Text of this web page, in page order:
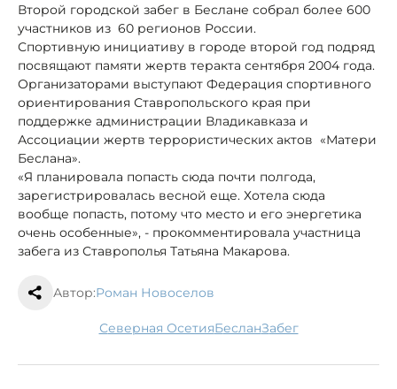
Второй городской забег в Беслане собрал более 600
участников из 60 регионов России.
Спортивную инициативу в городе второй год подряд
посвящают памяти жертв теракта сентября 2004 года.
Организаторами выступают Федерация спортивного
ориентирования Ставропольского края при
поддержке администрации Владикавказа и
Ассоциации жертв террористических актов «Матери
Беслана».
«Я планировала попасть сюда почти полгода,
зарегистрировалась весной еще. Хотела сюда
вообще попасть, потому что место и его энергетика
очень особенные», - прокомментировала участница
забега из Ставрополья Татьяна Макарова.
Автор:Роман Новоселов
Северная Осетия Беслан забег